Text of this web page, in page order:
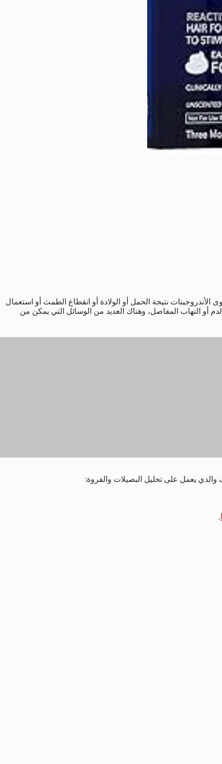
الأندروجينات نتيجة الحمل أو الولادة أو انقطاع الطمث أو استعمال
أو التهاب المفاصل، وهناك العديد من الوسائل التي يمكن من
يعمل على تحليل البصيلات والفروة:
.